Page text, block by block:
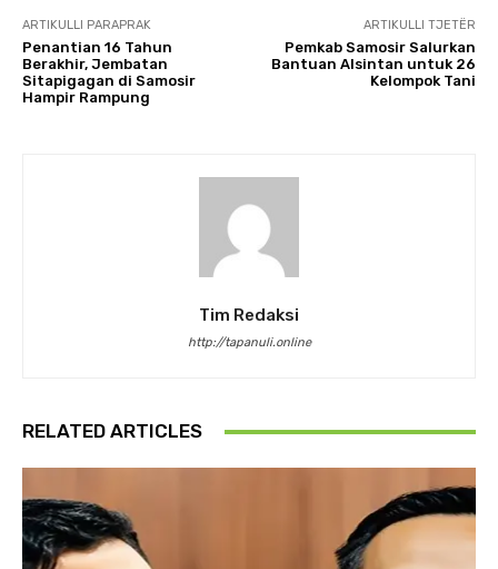
ARTIKULLI PARAPRAK
Penantian 16 Tahun
Berakhir, Jembatan
Sitapigagan di Samosir
Hampir Rampung
ARTIKULLI TJETËR
Pemkab Samosir Salurkan
Bantuan Alsintan untuk 26
Kelompok Tani
Tim Redaksi
http://tapanuli.online
RELATED ARTICLES